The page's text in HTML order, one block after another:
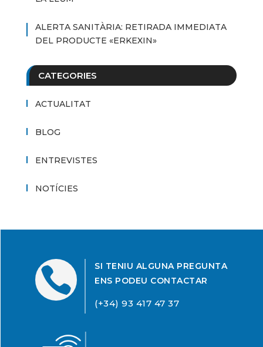
ALERTA SANITÀRIA: RETIRADA IMMEDIATA
DEL PRODUCTE «ERKEXIN»
CATEGORIES
ACTUALITAT
BLOG
ENTREVISTES
NOTÍCIES

SI TENIU ALGUNA PREGUNTA
ENS PODEU CONTACTAR
(+34) 93 417 47 37